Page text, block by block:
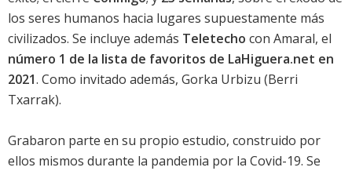
los seres humanos hacia lugares supuestamente más
civilizados. Se incluye además Teletecho con Amaral, el
número 1 de la lista de favoritos de LaHiguera.net en
2021. Como invitado además, Gorka Urbizu (Berri
Txarrak).
Grabaron parte en su propio estudio, construido por
ellos mismos durante la pandemia por la Covid-19. Se